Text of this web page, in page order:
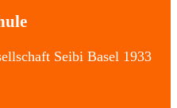
Seibi Basel 1933